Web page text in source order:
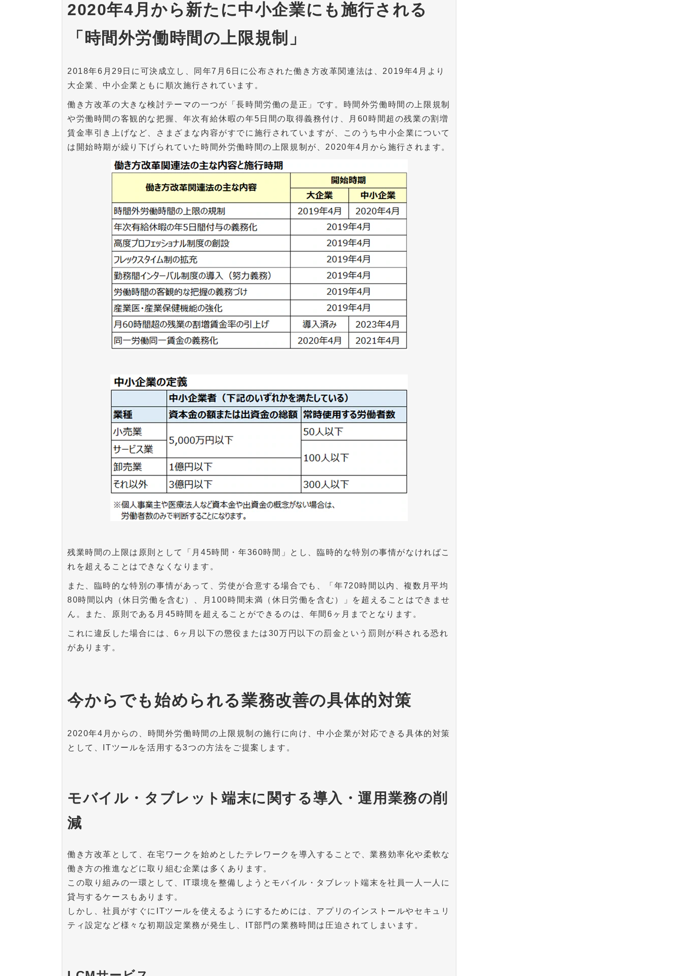
2020年4月から新たに中小企業にも施行される
「時間外労働時間の上限規制」
2018年6月29日に可決成立し、同年7月6日に公布された働き方改革関連法は、2019年4月より
大企業、中小企業ともに順次施行されています。
働き方改革の大きな検討テーマの一つが「長時間労働の是正」です。時間外労働時間の上限規制
や労働時間の客観的な把握、年次有給休暇の年5日間の取得義務付け、月60時間超の残業の割増
賃金率引き上げなど、さまざまな内容がすでに施行されていますが、このうち中小企業について
は開始時期が繰り下げられていた時間外労働時間の上限規制が、2020年4月から施行されます。
残業時間の上限は原則として「月45時間・年360時間」とし、臨時的な特別の事情がなければこ
れを超えることはできなくなります。
また、臨時的な特別の事情があって、労使が合意する場合でも、「年720時間以内、複数月平均
80時間以内（休日労働を含む）、月100時間未満（休日労働を含む）」を超えることはできませ
ん。また、原則である月45時間を超えることができるのは、年間6ヶ月までとなります。
これに違反した場合には、6ヶ月以下の懲役または30万円以下の罰金という罰則が科される恐れ
があります。
今からでも始められる業務改善の具体的対策
2020年4月からの、時間外労働時間の上限規制の施行に向け、中小企業が対応できる具体的対策
として、ITツールを活用する3つの方法をご提案します。
モバイル・タブレット端末に関する導入・運用業務の削
減
働き方改革として、在宅ワークを始めとしたテレワークを導入することで、業務効率化や柔軟な
働き方の推進などに取り組む企業は多くあります。
この取り組みの一環として、IT環境を整備しようとモバイル・タブレット端末を社員一人一人に
貸与するケースもあります。
しかし、社員がすぐにITツールを使えるようにするためには、アプリのインストールやセキュリ
ティ設定など様々な初期設定業務が発生し、IT部門の業務時間は圧迫されてしまいます。